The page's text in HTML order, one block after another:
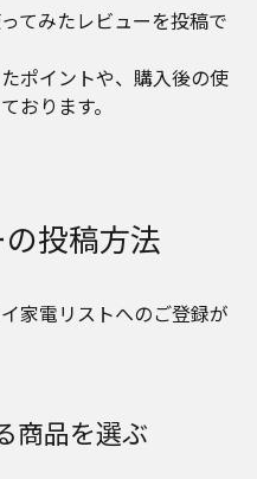
てみたレビューを投稿で
ポイントや、購入後の使
おります。
投稿方法
家電リストへのご登録が
商品を選ぶ